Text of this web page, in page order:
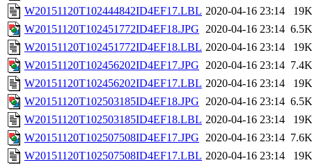
W20151120T102444842ID4EF17.LBL 2020-04-16 23:14
19K
W20151120T102451772ID4EF18.JPG 2020-04-16 23:14 6.5K
W20151120T102451772ID4EF18.LBL 2020-04-16 23:14
19K
W20151120T102456202ID4EF17.JPG 2020-04-16 23:14 7.4K
W20151120T102456202ID4EF17.LBL 2020-04-16 23:14
19K
W20151120T102503185ID4EF18.JPG 2020-04-16 23:14 6.5K
W20151120T102503185ID4EF18.LBL 2020-04-16 23:14
19K
W20151120T102507508ID4EF17.JPG 2020-04-16 23:14 7.6K
W20151120T102507508ID4EF17.LBL 2020-04-16 23:14
19K